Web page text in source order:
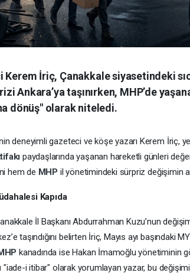
Kerem İriç, Çanakkale siyasetindeki
Ankara’ya taşınırken, MHP’de
dönüş" olarak niteledi.
deneyimli gazeteci ve köşe yazarı Kerem İriç,
paydaşlarında yaşanan hareketli günleri
hem de MHP il yönetimindeki sürpriz değişimin
Kapıda
İl Başkanı Abdurrahman Kuzu’nun
taşındığını belirten İriç, Mayıs ayı başındaki
kanadında ise Hakan İmamoğlu yönetiminin
"iade-i itibar" olarak yorumlayan yazar, bu